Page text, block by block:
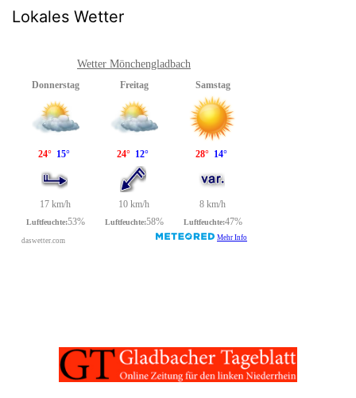
Lokales Wetter
Wetter Mönchengladbach